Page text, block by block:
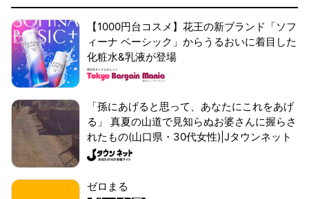
【1000円台コスメ】花王の新ブランド「ソフ
ィーナ ベーシック」からうるおいに着目した
化粧水&乳液が登場
「孫にあげると思って、あなたにこれをあげ
る」 真夏の山道で見知らぬお婆さんに握らさ
れたもの(山口県・30代女性)|Jタウンネット
ゼロまる